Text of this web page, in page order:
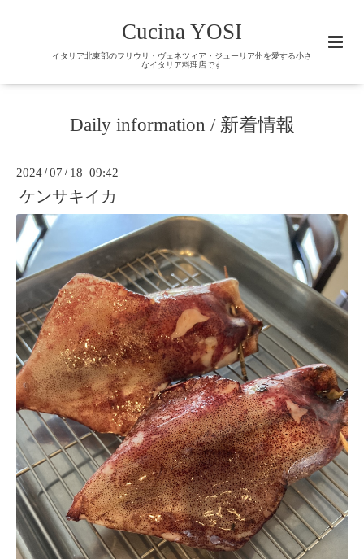
Cucina YOSI
イタリア北東部のフリウリ・ヴェネツィア・ジューリア州を愛する小さ
なイタリア料理店です
Daily information / 新着情報
2024 /07 / 18 09:42
ケンサキイカ